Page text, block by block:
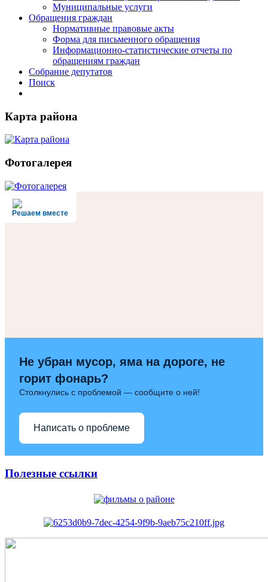
Муниципальные услуги
Обращения граждан
Нормативные правовые акты
Форма для письменного обращения
Информационно-статистические отчеты по
обращениям граждан
Собрание депутатов
Поиск
Карта района
Фотогалерея
Решаем вместе
Не убран мусор, яма на дороге, не
горит фонарь?
Столкнулись с проблемой — сообщите о ней!
Написать о проблеме
Полезные ссылки